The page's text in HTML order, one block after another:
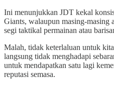
Ini menunjukkan JDT kekal
Giants, walaupun masing-masing
segi taktikal permainan atau
Malah, tidak keterlaluan untuk
langsung tidak menghadapi
untuk mendapatkan satu lagi
reputasi semasa.